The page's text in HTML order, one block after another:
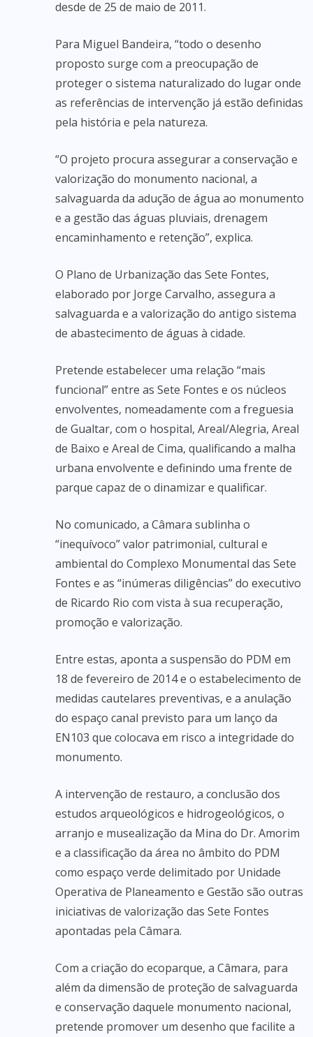
desde de 25 de maio de 2011.
Para Miguel Bandeira, “todo o desenho
proposto surge com a preocupação de
proteger o sistema naturalizado do lugar onde
as referências de intervenção já estão definidas
pela história e pela natureza.
“O projeto procura assegurar a conservação e
valorização do monumento nacional, a
salvaguarda da adução de água ao monumento
e a gestão das águas pluviais, drenagem
encaminhamento e retenção”, explica.
O Plano de Urbanização das Sete Fontes,
elaborado por Jorge Carvalho, assegura a
salvaguarda e a valorização do antigo sistema
de abastecimento de águas à cidade.
Pretende estabelecer uma relação “mais
funcional” entre as Sete Fontes e os núcleos
envolventes, nomeadamente com a freguesia
de Gualtar, com o hospital, Areal/Alegria, Areal
de Baixo e Areal de Cima, qualificando a malha
urbana envolvente e definindo uma frente de
parque capaz de o dinamizar e qualificar.
No comunicado, a Câmara sublinha o
“inequívoco” valor patrimonial, cultural e
ambiental do Complexo Monumental das Sete
Fontes e as “inúmeras diligências” do executivo
de Ricardo Rio com vista à sua recuperação,
promoção e valorização.
Entre estas, aponta a suspensão do PDM em
18 de fevereiro de 2014 e o estabelecimento de
medidas cautelares preventivas, e a anulação
do espaço canal previsto para um lanço da
EN103 que colocava em risco a integridade do
monumento.
A intervenção de restauro, a conclusão dos
estudos arqueológicos e hidrogeológicos, o
arranjo e musealização da Mina do Dr. Amorim
e a classificação da área no âmbito do PDM
como espaço verde delimitado por Unidade
Operativa de Planeamento e Gestão são outras
iniciativas de valorização das Sete Fontes
apontadas pela Câmara.
Com a criação do ecoparque, a Câmara, para
além da dimensão de proteção de salvaguarda
e conservação daquele monumento nacional,
pretende promover um desenho que facilite a